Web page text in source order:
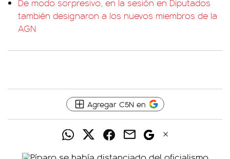
De modo sorpresivo, en la sesión en Diputados
también designaron a los nuevos miembros de la
AGN
Agregar C5N en